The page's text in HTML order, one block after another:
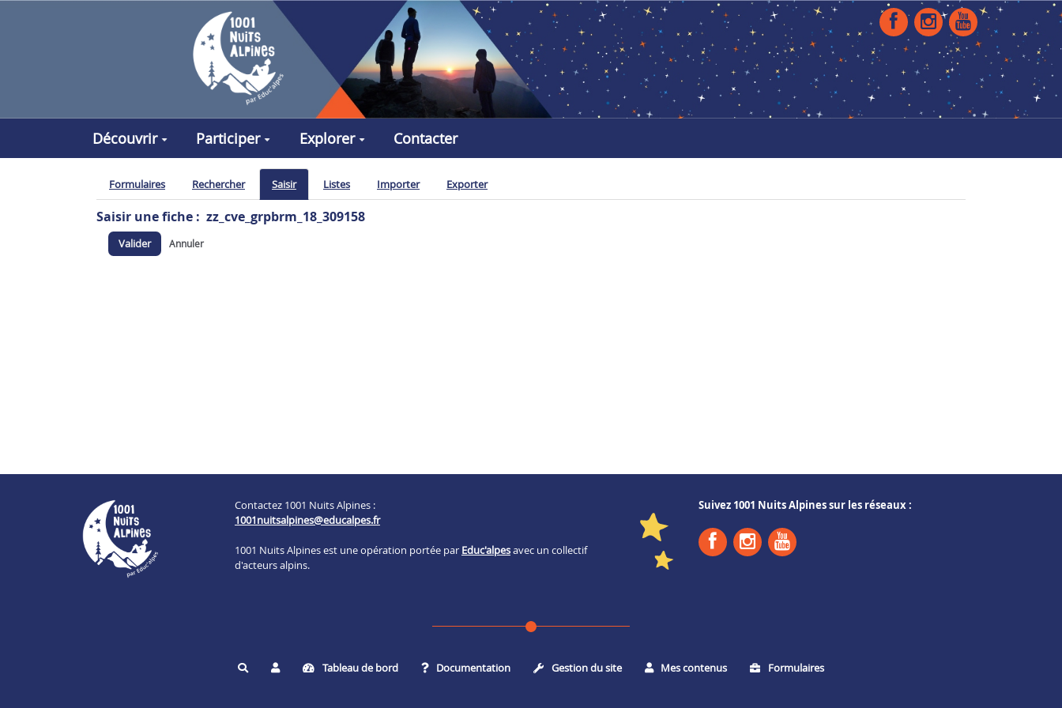
Découvrir Participer Explorer Contacter
Formulaires Rechercher Saisir Listes Importer Exporter
Saisir une fiche : zz_cve_grpbrm_18_309158
Valider Annuler
Contactez 1001 Nuits Alpines :
1001nuitsalpines@educalpes.fr
1001 Nuits Alpines est une opération portée par Educ'alpesavec un collectif
d'acteurs alpins.
Suivez 1001 Nuits Alpines sur les réseaux :
Rechercher Tableau de bord Documentation Gestion du site Mes contenus Formulaires